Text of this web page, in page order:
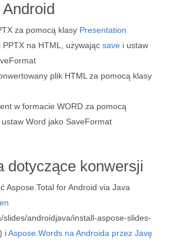
za pomocą klasy Presentation
PPTX na HTML, używając save i ustaw
plik HTML za pomocą klasy
w formacie WORD za pomocą
ustaw Word jako SaveFormat
dotyczące konwersji
Aspose.Total for Android via Java
slides/androidjava/install-aspose-slides-
iAspose.Words na Androida przez Javę